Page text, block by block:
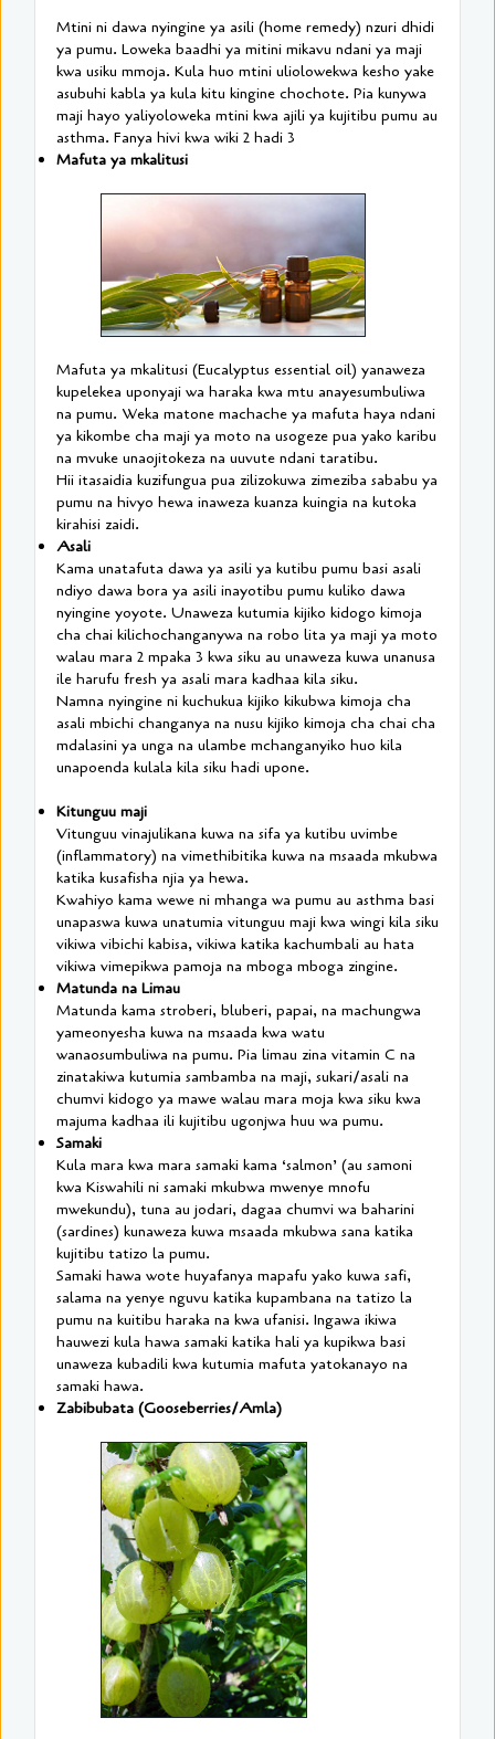
Mtini ni dawa nyingine ya asili (home remedy) nzuri dhidi
ya pumu. Loweka baadhi ya mitini mikavu ndani ya maji
kwa usiku mmoja. Kula huo mtini uliolowekwa kesho yake
asubuhi kabla ya kula kitu kingine chochote. Pia kunywa
maji hayo yaliyoloweka mtini kwa ajili ya kujitibu pumu au
asthma. Fanya hivi kwa wiki 2 hadi 3
Mafuta ya mkalitusi
Mafuta ya mkalitusi (Eucalyptus essential oil) yanaweza
kupelekea uponyaji wa haraka kwa mtu anayesumbuliwa
na pumu. Weka matone machache ya mafuta haya ndani
ya kikombe cha maji ya moto na usogeze pua yako karibu
na mvuke unaojitokeza na uuvute ndani taratibu.
Hii itasaidia kuzifungua pua zilizokuwa zimeziba sababu ya
pumu na hivyo hewa inaweza kuanza kuingia na kutoka
kirahisi zaidi.
Asali
Kama unatafuta dawa ya asili ya kutibu pumu basi asali
ndiyo dawa bora ya asili inayotibu pumu kuliko dawa
nyingine yoyote. Unaweza kutumia kijiko kidogo kimoja
cha chai kilichochanganywa na robo lita ya maji ya moto
walau mara 2 mpaka 3 kwa siku au unaweza kuwa unanusa
ile harufu fresh ya asali mara kadhaa kila siku.
Namna nyingine ni kuchukua kijiko kikubwa kimoja cha
asali mbichi changanya na nusu kijiko kimoja cha chai cha
mdalasini ya unga na ulambe mchanganyiko huo kila
unapoenda kulala kila siku hadi upone.
Kitunguu maji
Vitunguu vinajulikana kuwa na sifa ya kutibu uvimbe
(inflammatory) na vimethibitika kuwa na msaada mkubwa
katika kusafisha njia ya hewa.
Kwahiyo kama wewe ni mhanga wa pumu au asthma basi
unapaswa kuwa unatumia vitunguu maji kwa wingi kila siku
vikiwa vibichi kabisa, vikiwa katika kachumbali au hata
vikiwa vimepikwa pamoja na mboga mboga zingine.
Matunda na Limau
Matunda kama stroberi, bluberi, papai, na machungwa
yameonyesha kuwa na msaada kwa watu
wanaosumbuliwa na pumu. Pia limau zina vitamin C na
zinatakiwa kutumia sambamba na maji, sukari/asali na
chumvi kidogo ya mawe walau mara moja kwa siku kwa
majuma kadhaa ili kujitibu ugonjwa huu wa pumu.
Samaki
Kula mara kwa mara samaki kama ‘salmon’ (au samoni
kwa Kiswahili ni samaki mkubwa mwenye mnofu
mwekundu), tuna au jodari, dagaa chumvi wa baharini
(sardines) kunaweza kuwa msaada mkubwa sana katika
kujitibu tatizo la pumu.
Samaki hawa wote huyafanya mapafu yako kuwa safi,
salama na yenye nguvu katika kupambana na tatizo la
pumu na kuitibu haraka na kwa ufanisi. Ingawa ikiwa
hauwezi kula hawa samaki katika hali ya kupikwa basi
unaweza kubadili kwa kutumia mafuta yatokanayo na
samaki hawa.
Zabibubata (Gooseberries/Amla)